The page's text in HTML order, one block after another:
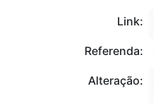
Link:
Referenda:
Alteração: